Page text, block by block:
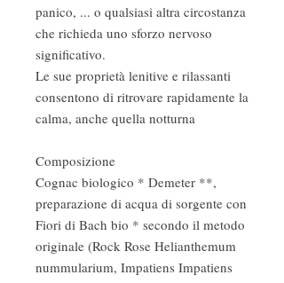
panico, ... o qualsiasi altra circostanza
che richieda uno sforzo nervoso
significativo.
Le sue proprietà lenitive e rilassanti
consentono di ritrovare rapidamente la
calma, anche quella notturna
Composizione
Cognac biologico * Demeter **,
preparazione di acqua di sorgente con
Fiori di Bach bio * secondo il metodo
originale (Rock Rose Helianthemum
nummularium, Impatiens Impatiens